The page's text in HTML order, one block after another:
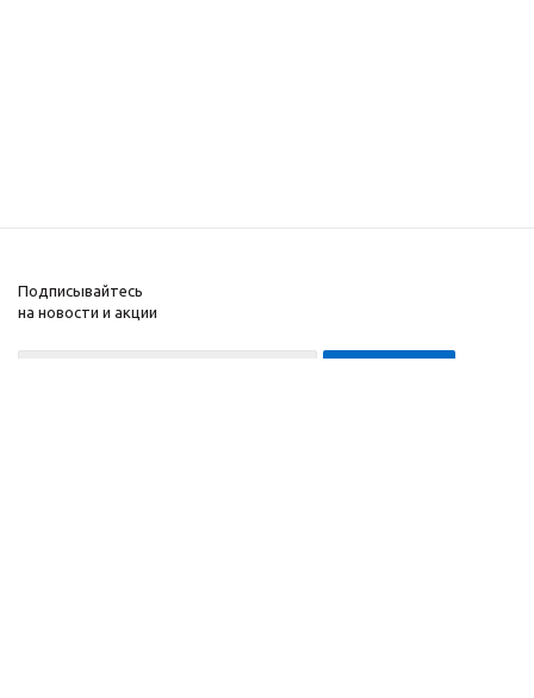
Подписывайтесь
на новости и акции